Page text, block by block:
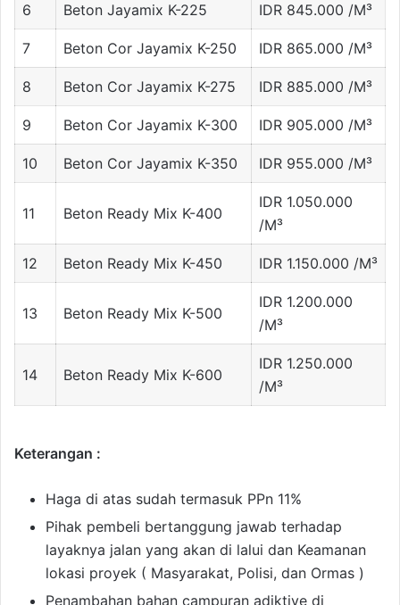
6 Beton Jayamix K-225 IDR 845.000 /M³
7 Beton Cor Jayamix K-250 IDR 865.000 /M³
8 Beton Cor Jayamix K-275 IDR 885.000 /M³
9 Beton Cor Jayamix K-300 IDR 905.000 /M³
10 Beton Cor Jayamix K-350 IDR 955.000 /M³
11 Beton Ready Mix K-400
IDR 1.050.000
/M³
12 Beton Ready Mix K-450 IDR 1.150.000 /M³
13 Beton Ready Mix K-500
IDR 1.200.000
/M³
14 Beton Ready Mix K-600
IDR 1.250.000
/M³
Keterangan :
Haga di atas sudah termasuk PPn 11%
Pihak pembeli bertanggung jawab terhadap
layaknya jalan yang akan di lalui dan Keamanan
lokasi proyek ( Masyarakat, Polisi, dan Ormas )
Penambahan bahan campuran adiktive di